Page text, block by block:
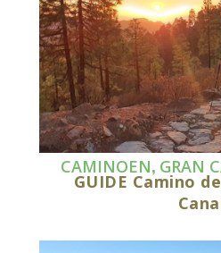
CAMINOEN, GRAN
GUIDE Camino